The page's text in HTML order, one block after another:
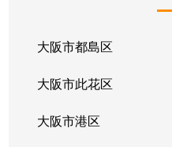
大阪市都島区
大阪市此花区
大阪市港区